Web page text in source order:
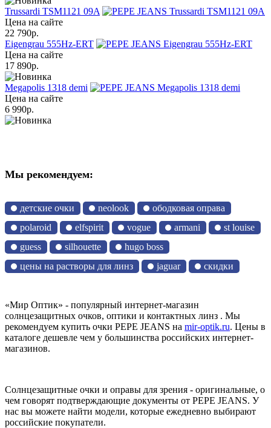
Trussardi TSM1121 09A
Цена на сайте
22 790р.
Eigengrau 555Hz-ERT
Цена на сайте
17 890р.
Megapolis 1318 demi
Цена на сайте
6 990р.
Мы рекомендуем:
детские очки neolook
ободковая оправа
polaroid
elfspirit vogue armani
st louise
guess
silhouette
hugo boss
цены на растворы для линз
jaguar скидки
«Мир Оптик» - популярный интернет-магазин
солнцезащитных очков, оптики и контактных линз . Мы
рекомендуем купить очки PEPE JEANS на mir-optik.ru. Цены в
каталоге дешевле чем у большинства российских интернет-
магазинов.
Солнцезащитные очки и оправы для зрения - оригинальные, о
чем говорят подтверждающие документы от PEPE JEANS. У
нас вы можете найти модели, которые ежедневно выбирают
российские покупатели.